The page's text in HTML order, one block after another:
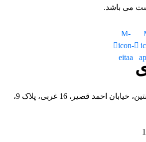
می باشد.
M-
icon-
eitaa
ایران، تهران، میدان آرژانتین، خیابان احمد قصیر، 16 غربی، پلاک 9،